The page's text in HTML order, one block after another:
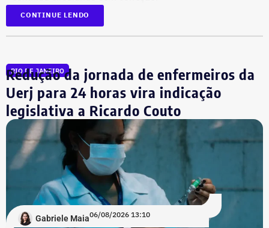
No material de campanha, não há
André Marinho informa que desistiu da faculdade nos
Estados Unidos porque decidiu voltar ao seu país natal,
em plena efervescência do impeachment da ex-presidente
Dilma Rousseff (PT). No Rio, matriculou-se em Direito na
PUC, onde ficou de 2016 a 2019. Em seguida, quando já
trabalhava no “Pânico”, transferiu-se para o Instituto
Damásio, do IBMEC de São Paulo. E lá concluiu o curso,
em 2020, no início da pandemia.
“Eu nunca afirmei que me formei, mas que estudei em
CONTINUE LENDO
RIO DE JANEIRO
Redução da jornada de enfermeiros da
Uerj para 24 horas vira indicação
legislativa a Ricardo Couto
Gabriele Maia06/08/2026 13:10